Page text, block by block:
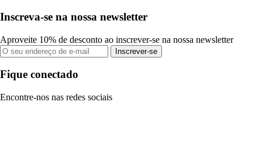
Inscreva-se na nossa newsletter
Aproveite 10% de desconto ao inscrever-se na nossa newsletter
Inscrever-se
Fique conectado
Encontre-nos nas redes sociais